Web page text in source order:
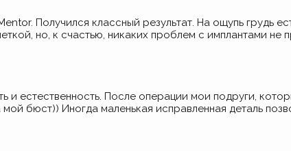
Получился классный результат. На ощупь грудь
но, к счастью, никаких проблем с имплантами
и естественность. После операции мои подруги,
бюст)) Иногда маленькая исправленная деталь